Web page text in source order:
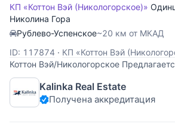
КП «Коттон Вэй (Никологорское)»
Николина Гора
Рублево-Успенское~20 км от МКАД
ID: 117874 · КП «Коттон Вэй
Коттон Вэй/Никологорское
участок 44 соток с вековыми соснами в
охраняемом поселке Никологорское
развитой инфраструктурой Николиной
Kalinka Real Estate
Получена аккредитация